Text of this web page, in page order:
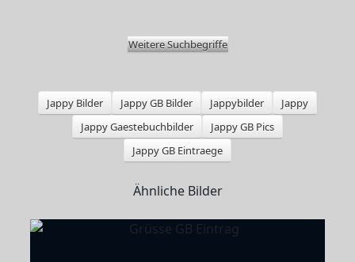
Weitere Suchbegriffe
Jappy Bilder Jappy GB Bilder Jappybilder
Jappy
Jappy Gaestebuchbilder
Jappy GB Pics
Jappy GB Eintraege
Ähnliche Bilder